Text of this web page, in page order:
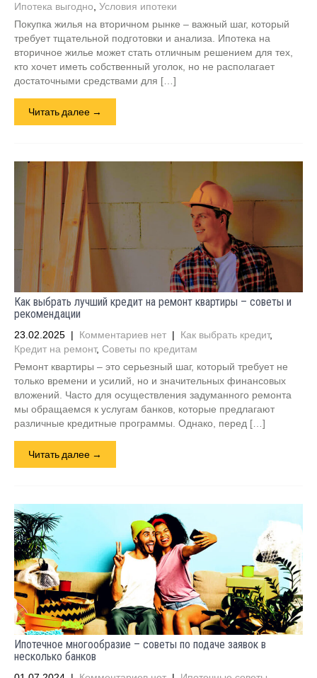
Ипотека выгодно Условия ипотеки
Покупка жилья на вторичном рынке – важный шаг, который
требует тщательной подготовки и анализа. Ипотека на
вторичное жилье может стать отличным решением для тех,
кто хочет иметь собственный уголок, но не располагает
достаточными средствами для […]
Читать далее →
Как выбрать лучший кредит на ремонт квартиры – советы и
рекомендации
23.02.2025 | Комментариев нет | Как выбрать кредит,
Кредит на ремонт, Советы по кредитам
Ремонт квартиры – это серьезный шаг, который требует не
только времени и усилий, но и значительных финансовых
вложений. Часто для осуществления задуманного ремонта
мы обращаемся к услугам банков, которые предлагают
различные кредитные программы. Однако, перед […]
Читать далее →
Ипотечное многообразие – советы по подаче заявок в
несколько банков